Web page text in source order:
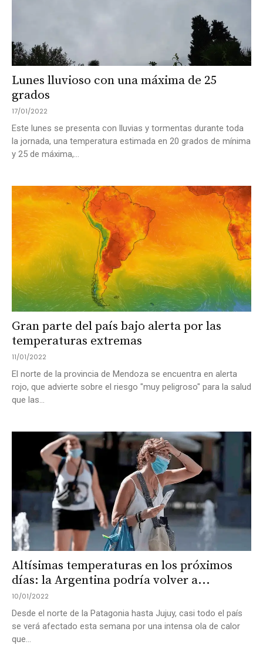
Lunes lluvioso con una máxima de 25
grados
17/01/2022
Este lunes se presenta con lluvias y tormentas durante toda
la jornada, una temperatura estimada en 20 grados de mínima
y 25 de máxima,...
Gran parte del país bajo alerta por las
temperaturas extremas
11/01/2022
El norte de la provincia de Mendoza se encuentra en alerta
rojo, que advierte sobre el riesgo "muy peligroso" para la salud
que las...
Altísimas temperaturas en los próximos
días: la Argentina podría volver a...
10/01/2022
Desde el norte de la Patagonia hasta Jujuy, casi todo el país
se verá afectado esta semana por una intensa ola de calor
que...